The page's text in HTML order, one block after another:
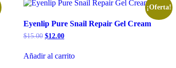
¡Oferta!
Eyenlip Pure Snail Repair Gel Cream
$15.00 El
original
era:
$12.00El
actual
es:
Añadir al carrito